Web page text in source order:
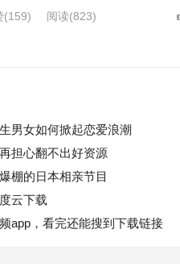
(159) 阅读(823)
男女如何掀起恋爱浪潮
担心翻不出好资源
棚的日本相亲节目
云下载
app，看完还能搜到下载链接